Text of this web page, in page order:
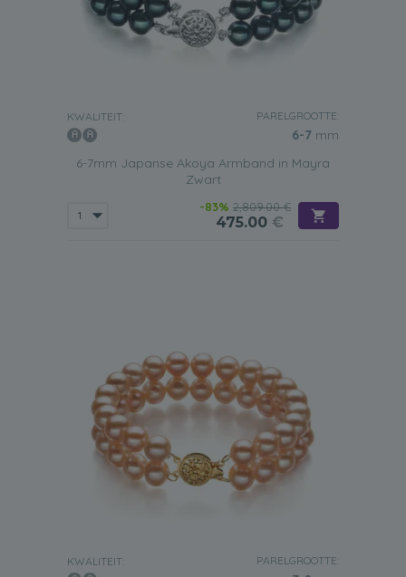
KWALITEIT: PARELGROOTTE:
6-7 mm
6-7mm Japanse Akoya Armband in Mayra
Zwart
-83% 2,809.00 €
475.00 €
KWALITEIT: PARELGROOTTE: